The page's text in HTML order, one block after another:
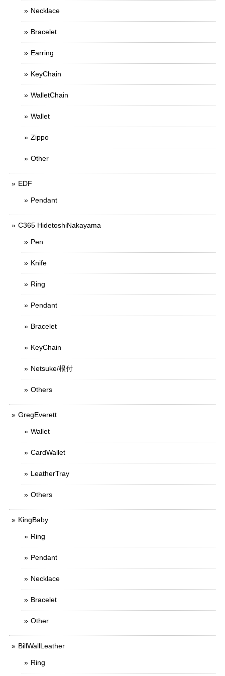
Necklace
Bracelet
Earring
KeyChain
WalletChain
Wallet
Zippo
Other
EDF
Pendant
C365 HidetoshiNakayama
Pen
Knife
Ring
Pendant
Bracelet
KeyChain
Netsuke/根付
Others
GregEverett
Wallet
CardWallet
LeatherTray
Others
KingBaby
Ring
Pendant
Necklace
Bracelet
Other
BillWallLeather
Ring